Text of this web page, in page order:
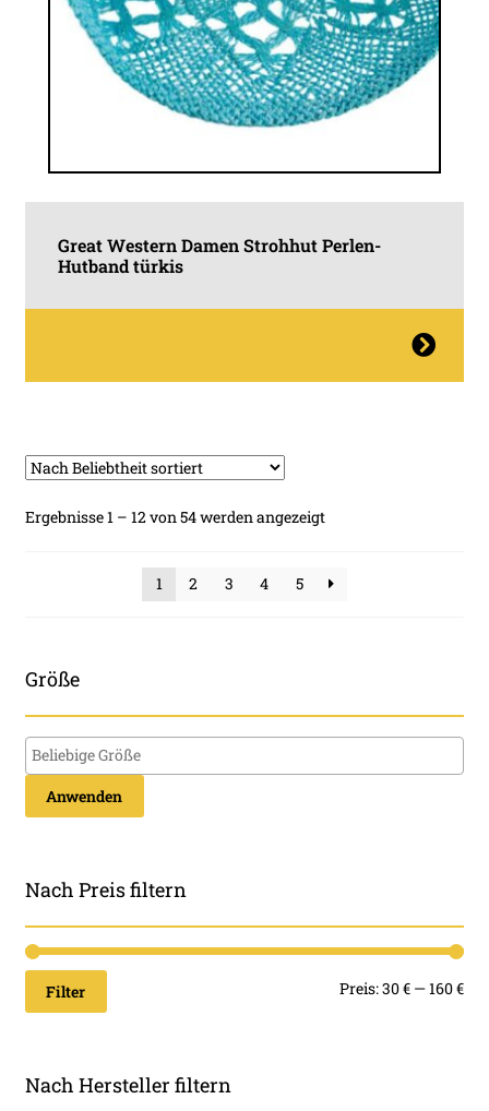
Great Western Damen Strohhut Perlen-
Hutband türkis
Varianten
auf.
Die
gewählt
Ergebnisse 1 – 12 von 54 werden angezeigtNach
1
2 3 4 5
Größe
Anwenden
Nach Preis filtern
Filter Preis:30 € —160 €
Nach Hersteller filtern